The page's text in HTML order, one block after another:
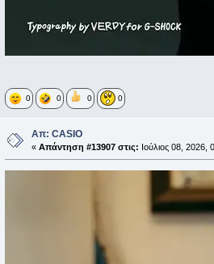
0 0 0 0
Απ: CASIO
« Απάντηση #13907 στις: Ιούλιος 08, 2026,